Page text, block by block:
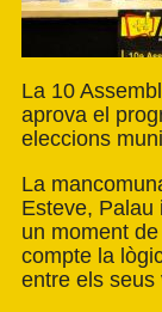
La 10
aprova el
eleccions
La
Esteve, Palau
un moment
compte la
entre els seus